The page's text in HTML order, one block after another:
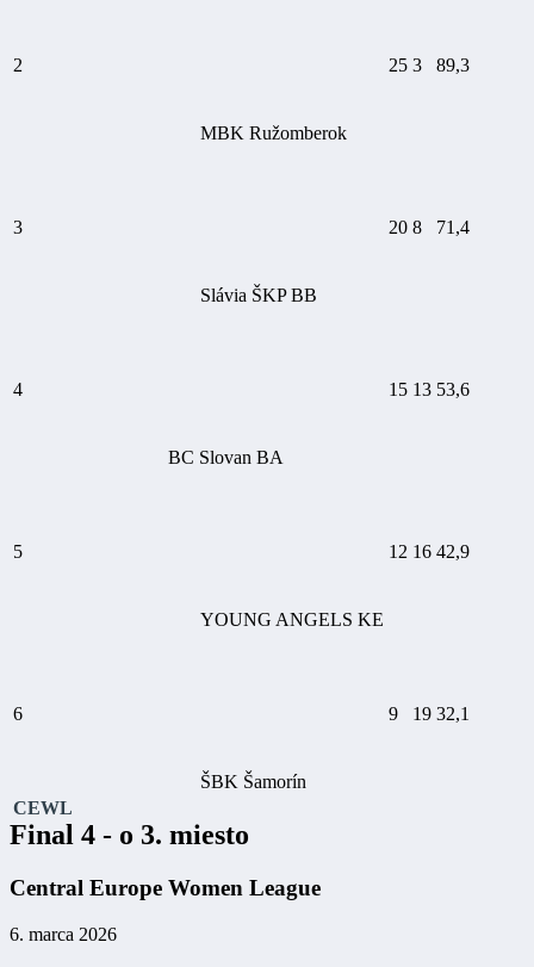
2
MBK Ružomberok
25 3 89,3
3
Slávia ŠKP BB
20 8 71,4
4
BC Slovan BA
15 13 53,6
5
YOUNG ANGELS KE
12 16 42,9
6
ŠBK Šamorín
9 19 32,1
CEWL
Final 4 - o 3. miesto
Central Europe Women League
6. marca 2026